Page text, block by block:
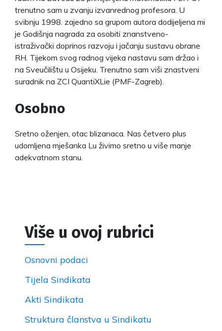
trenutno sam u zvanju izvanrednog profesora. U
svibnju 1998. zajedno sa grupom autora dodijeljena mi
je Godišnja nagrada za osobiti znanstveno-
istraživački doprinos razvoju i jačanju sustavu obrane
RH. Tijekom svog radnog vijeka nastavu sam držao i
na Sveučilištu u Osijeku. Trenutno sam viši znastveni
suradnik na ZCI QuantiXLie (PMF-Zagreb).
Osobno
Sretno oženjen, otac blizanaca. Nas četvero plus
udomljena mješanka Lu živimo sretno u više manje
adekvatnom stanu.
Više u ovoj rubrici
Osnovni podaci
Tijela Sindikata
Akti Sindikata
Struktura članstva u Sindikatu